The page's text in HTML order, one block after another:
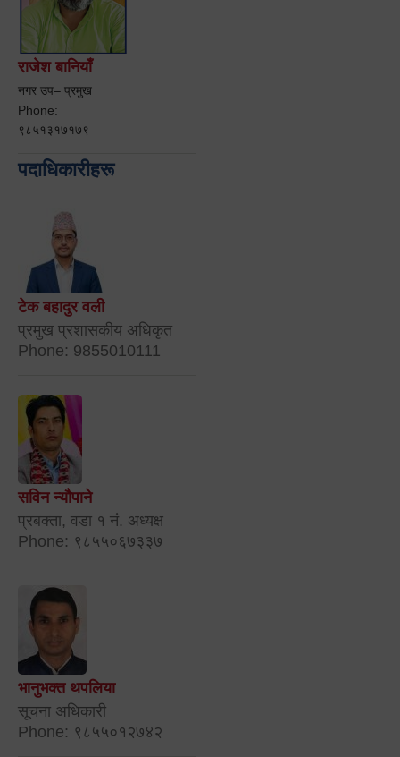
राजेश बानियाँ
नगर उप– प्रमुख
Phone:
९८५१३१७१७९
पदाधिकारीहरू
टेक बहादुर वली
प्रमुख प्रशासकीय अधिकृत
Phone: 9855010111
सविन न्यौपाने
प्रबक्ता, वडा १ नं. अध्यक्ष
Phone: ९८५५०६७३३७
भानुभक्त थपलिया
सूचना अधिकारी
Phone: ९८५५०१२७४२